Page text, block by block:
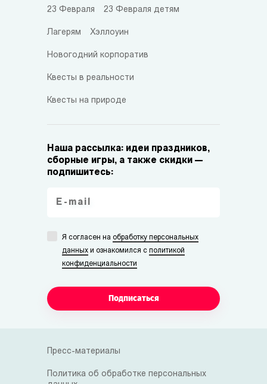
23 Февраля 23 Февраля детям
Лагерям Хэллоуин
Новогодний корпоратив
Квесты в реальности
Квесты на природе
Наша рассылка: идеи праздников,
сборные игры, а также скидки —
подпишитесь:
Я согласен на обработку персональных
данных и ознакомился с политикой
конфиденциальности
Подписаться
Пресс-материалы
Политика об обработке персональных